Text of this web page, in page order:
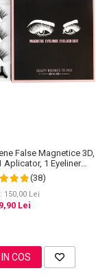
False Magnetice 3D,
Aplicator, 1 Eyeliner
intens, Waterproof, 3
Modele
(38)
150,00 Lei
Lei
COS